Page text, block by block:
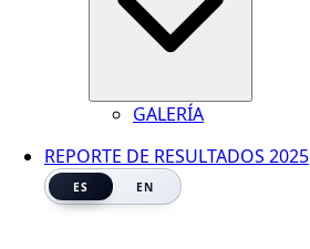
GALERÍA
REPORTE DE RESULTADOS 2025
ES EN